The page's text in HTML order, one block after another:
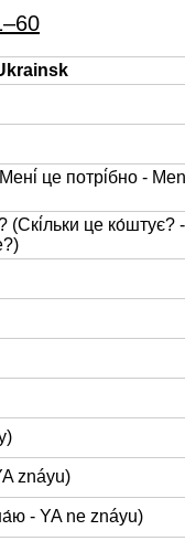
це потрі́бно -
(Скі́льки це ко́штує? -
znáyu)
- YA ne znáyu)